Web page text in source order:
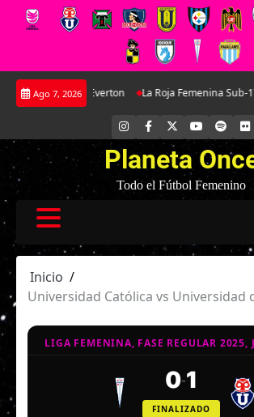
Saltar
Ago 7, 2026
joya de Everton La Roja Femenina Sub-17
INSTAGRAM
FACEBOOK YOUTUBE
Planeta
Todo el Fútbol Femenino
Inicio
Universidad Católica vs Universidad
LIGA FEMENINA, FASE REGULAR 2025,
0-1
FINALIZADO